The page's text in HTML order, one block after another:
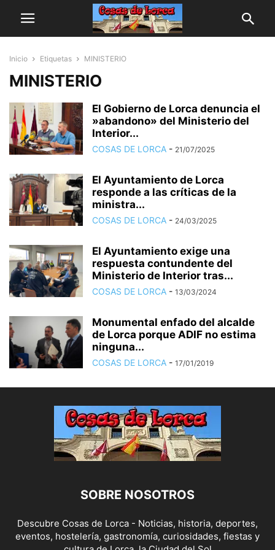
Inicio Etiquetas MINISTERIO
MINISTERIO
El Gobierno de Lorca denuncia el
»abandono» del Ministerio del
Interior...
COSAS DE LORCA - 21/07/2025
El Ayuntamiento de Lorca
responde a las críticas de la
ministra...
COSAS DE LORCA - 24/03/2025
El Ayuntamiento exige una
respuesta contundente del
Ministerio de Interior tras...
COSAS DE LORCA - 13/03/2024
Monumental enfado del alcalde
de Lorca porque ADIF no estima
ninguna...
COSAS DE LORCA - 17/01/2019
SOBRE NOSOTROS
Descubre Cosas de Lorca - Noticias, historia, deportes,
eventos, hostelería, gastronomía, curiosidades, fiestas y